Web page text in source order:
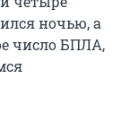
ночью, а
число БПЛА,